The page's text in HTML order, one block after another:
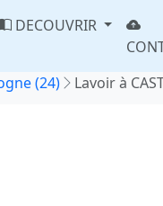
DECOUVRIR
(24) Lavoir à